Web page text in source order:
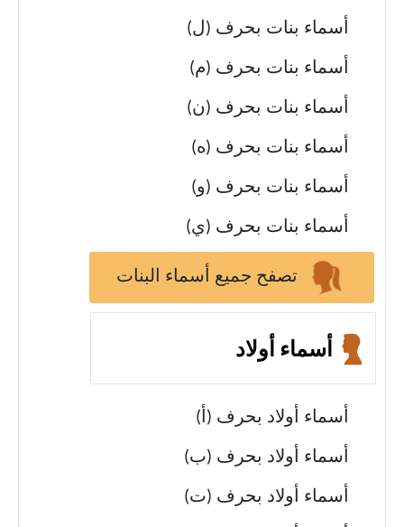
أسماء بنات بحرف (ل)
أسماء بنات بحرف (م)
أسماء بنات بحرف (ن)
أسماء بنات بحرف (ه)
أسماء بنات بحرف (و)
أسماء بنات بحرف (ي)
تصفح جميع أسماء البنات
أسماء أولاد
أسماء أولاد بحرف (أ)
أسماء أولاد بحرف (ب)
أسماء أولاد بحرف (ت)